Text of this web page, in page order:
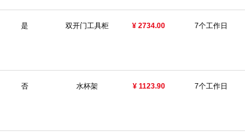
是 双开门工具柜 ¥ 2734.00 7个工作日
否 水杯架 ¥ 1123.90 7个工作日